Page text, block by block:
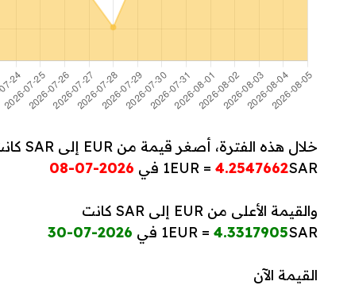
خلال هذه الفترة، أصغر قيمة من EUR إلى SAR كانت
1EUR = 4.2547662SAR في 2026-07-08
والقيمة الأعلى من EUR إلى SAR كانت
1EUR = 4.3317905SAR في 2026-07-30
القيمة الآن